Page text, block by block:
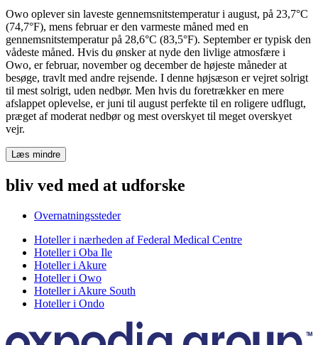
Owo oplever sin laveste gennemsnitstemperatur i august, på 23,7°C
(74,7°F), mens februar er den varmeste måned med en
gennemsnitstemperatur på 28,6°C (83,5°F). September er typisk den
vådeste måned. Hvis du ønsker at nyde den livlige atmosfære i
Owo, er februar, november og december de højeste måneder at
besøge, travlt med andre rejsende. I denne højsæson er vejret solrigt
til mest solrigt, uden nedbør. Men hvis du foretrækker en mere
afslappet oplevelse, er juni til august perfekte til en roligere udflugt,
præget af moderat nedbør og mest overskyet til meget overskyet
vejr.
Læs mindre
bliv ved med at udforske
Overnatningssteder
Hoteller i nærheden af Federal Medical Centre
Hoteller i Oba Ile
Hoteller i Akure
Hoteller i Owo
Hoteller i Akure South
Hoteller i Ondo